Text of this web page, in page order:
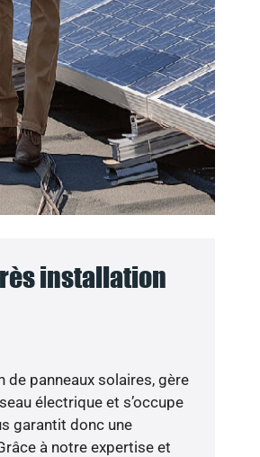
installation
de panneaux solaires, gère
électrique et s’occupe
garantit donc une
à notre expertise et